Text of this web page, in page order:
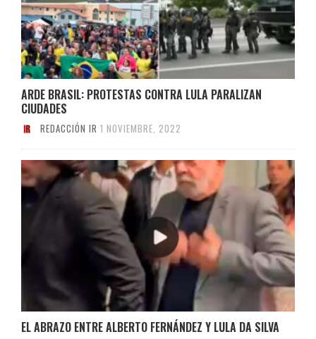
ARDE BRASIL: PROTESTAS CONTRA LULA PARALIZAN
CIUDADES
REDACCIÓN IR 1 NOVIEMBRE, 2022
EL ABRAZO ENTRE ALBERTO FERNÁNDEZ Y LULA DA SILVA